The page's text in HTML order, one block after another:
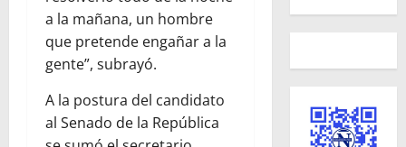
a la mañana, un hombre
que pretende engañar a la
gente”, subrayó.
A la postura del candidato
al Senado de la República